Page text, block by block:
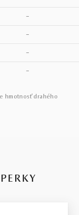
–
–
–
–
hmotnosť drahého